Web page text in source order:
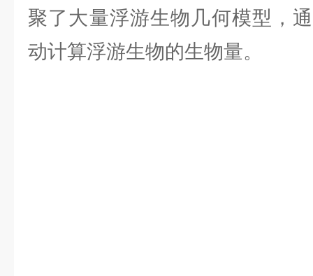
聚了大量浮游生物几何模型，
动计算浮游生物的生物量。